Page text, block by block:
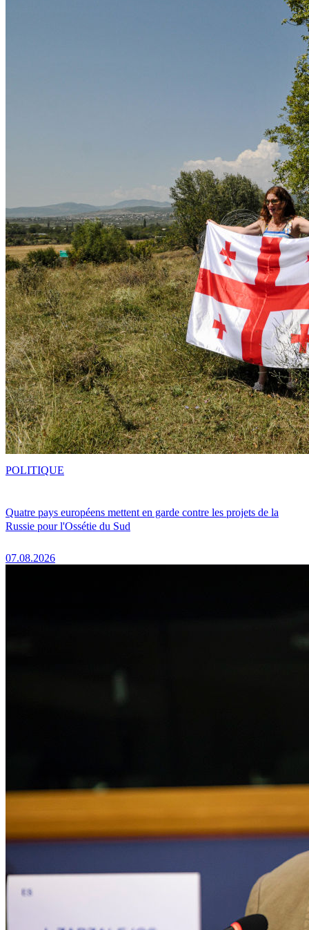
Quatre pays européens mettent en garde contre les projets de la
Russie pour l'Ossétie du Sud
07.08.2026
POLITIQUE